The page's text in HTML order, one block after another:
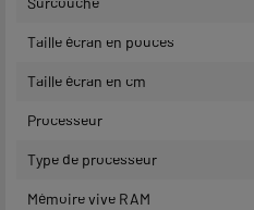
Taille écran en pouces
Taille écran en cm
Processeur
Type de processeur
Mémoire vive RAM